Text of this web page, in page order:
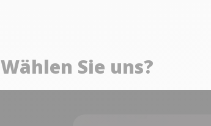
Wählen Sie uns?